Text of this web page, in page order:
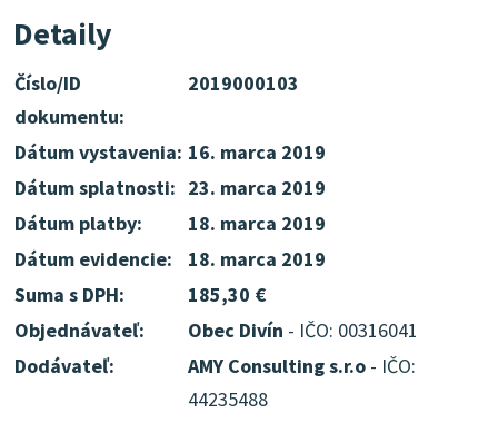
Detaily
Číslo/ID
dokumentu:
2019000103
Dátum vystavenia: 16. marca 2019
Dátum splatnosti: 23. marca 2019
Dátum platby:
18. marca 2019
Dátum evidencie:
18. marca 2019
Suma s DPH:
185,30 €
Objednávateľ:
Obec Divín - IČO: 00316041
Dodávateľ:
AMY Consulting s.r.o - IČO:
44235488